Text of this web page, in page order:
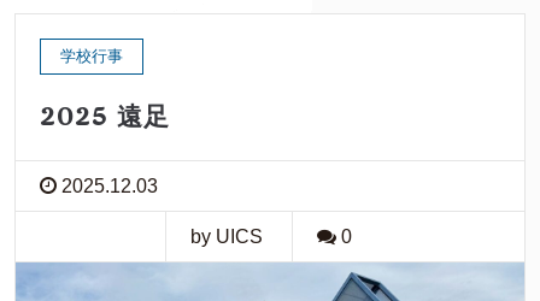
学校行事
2025 遠足
2025.12.03
by UICS 0